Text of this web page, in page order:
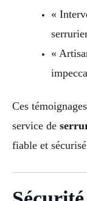
«
«
Ces
service de
fiable et